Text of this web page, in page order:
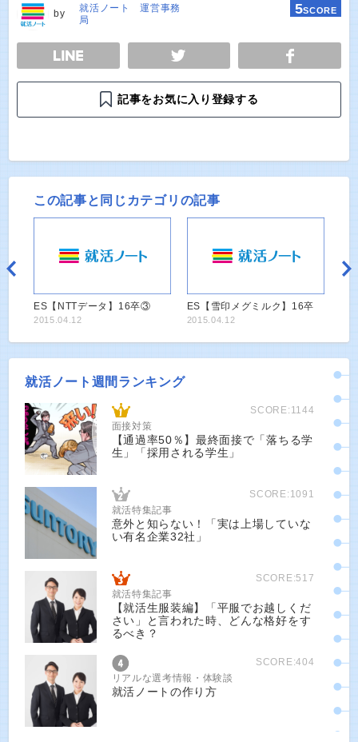
by
就活ノート 運営事務
局
5SCORE
TWEET
記事をお気に入り登録する
この記事と同じカテゴリの記事
ES【NTTデータ】16卒③
2015.04.12
ES【雪印メグミルク】16卒
2015.04.12
就活ノート週間ランキング
SCORE:1144
面接対策
【通過率50％】最終面接で「落ちる学
生」「採用される学生」
SCORE:1091
就活特集記事
意外と知らない！「実は上場していな
い有名企業32社」
SCORE:517
就活特集記事
【就活生服装編】「平服でお越しくだ
さい」と言われた時、どんな格好をす
るべき？
SCORE:404
リアルな選考情報・体験談
就活ノートの作り方